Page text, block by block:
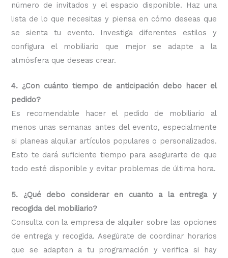
número de invitados y el espacio disponible. Haz una
lista de lo que necesitas y piensa en cómo deseas que
se sienta tu evento. Investiga diferentes estilos y
configura el mobiliario que mejor se adapte a la
atmósfera que deseas crear.
4. ¿Con cuánto tiempo de anticipación debo hacer el
pedido?
Es recomendable hacer el pedido de mobiliario al
menos unas semanas antes del evento, especialmente
si planeas alquilar artículos populares o personalizados.
Esto te dará suficiente tiempo para asegurarte de que
todo esté disponible y evitar problemas de última hora.
5. ¿Qué debo considerar en cuanto a la entrega y
recogida del mobiliario?
Consulta con la empresa de alquiler sobre las opciones
de entrega y recogida. Asegúrate de coordinar horarios
que se adapten a tu programación y verifica si hay